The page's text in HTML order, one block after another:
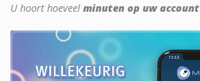
U hoort hoeveel minuten op uw account